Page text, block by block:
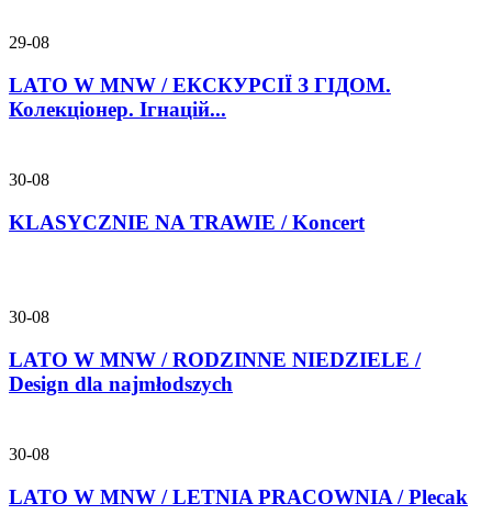
29-08
LATO W MNW / ЕКСКУРСІЇ З ГІДОМ.
Колекціонер. Ігнацій...
30-08
KLASYCZNIE NA TRAWIE / Koncert
30-08
LATO W MNW / RODZINNE NIEDZIELE /
Design dla najmłodszych
30-08
LATO W MNW / LETNIA PRACOWNIA / Plecak